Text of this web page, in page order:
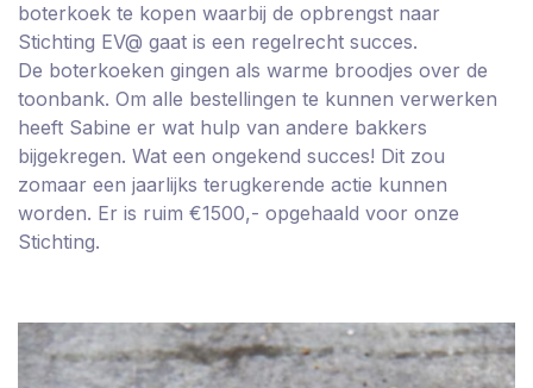
boterkoek te kopen waarbij de opbrengst naar
Stichting EV@ gaat is een regelrecht succes.
De boterkoeken gingen als warme broodjes over de
toonbank. Om alle bestellingen te kunnen verwerken
heeft Sabine er wat hulp van andere bakkers
bijgekregen. Wat een ongekend succes! Dit zou
zomaar een jaarlijks terugkerende actie kunnen
worden. Er is ruim €1500,- opgehaald voor onze
Stichting.